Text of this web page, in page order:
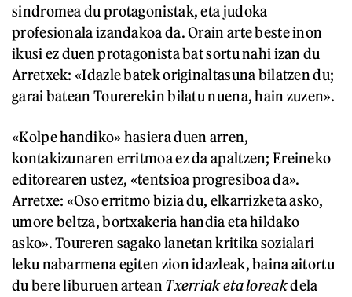
sindromea du protagonistak, eta judoka
profesionala izandakoa da. Orain arte beste inon
ikusi ez duen protagonista bat sortu nahi izan du
Arretxek: «Idazle batek originaltasuna bilatzen du;
garai batean Tourerekin bilatu nuena, hain zuzen».
«Kolpe handiko» hasiera duen arren,
kontakizunaren erritmoa ez da apaltzen; Ereineko
editorearen ustez, «tentsioa progresiboa da».
Arretxe: «Oso erritmo bizia du, elkarrizketa asko,
umore beltza, bortxakeria handia eta hildako
asko». Toureren sagako lanetan kritika sozialari
leku nabarmena egiten zion idazleak, baina aitortu
du bere liburuen artean Txerriak eta loreakdela